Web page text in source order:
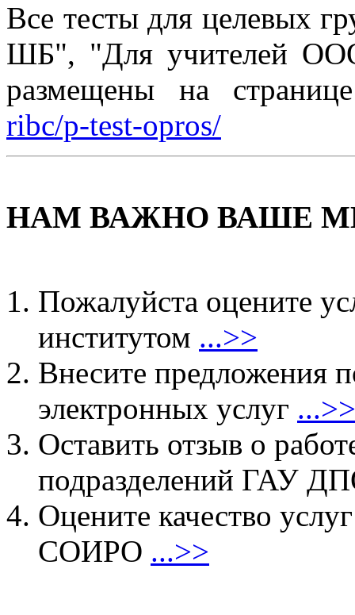
Все тесты для целевых
ШБ", "Для учителей
размещены на
ribc/p-test-opros/
НАМ ВАЖНО ВАШЕ
Пожалуйста оцените
институтом ...>>
Внесите предложения
электронных услуг ...>>
Оставить отзыв о
подразделений ГАУ
Оцените качество
СОИРО ...>>